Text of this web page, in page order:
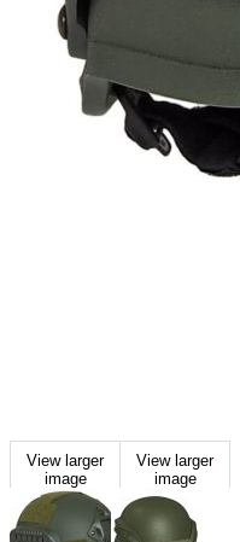
View larger
image
View larger
image